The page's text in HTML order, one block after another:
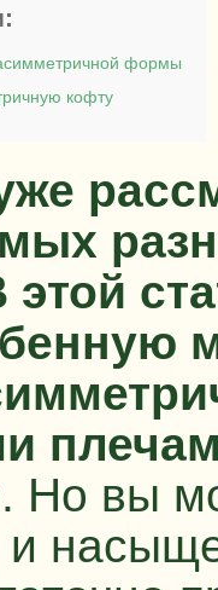
формы
кофту
этой
Но вы
и